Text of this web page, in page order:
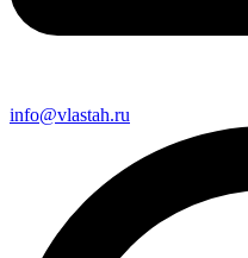
info@vlastah.ru